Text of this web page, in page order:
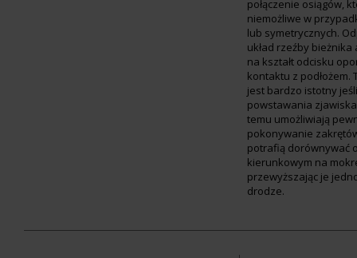
połączenie osiągów,
niemożliwe w
lub symetrycznych.
układ rzeźby
na kształt odcisku
kontaktu z podłożem.
jest bardzo istotny
powstawania
temu umożliwiają
pokonywanie
potrafią dorównywać
kierunkowym na
przewyższając je
drodze.